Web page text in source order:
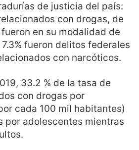
de justicia del país:
con drogas, de
en su modalidad de
fueron delitos federales
con narcóticos.
33.2 % de la tasa de
con drogas por
cada 100 mil habitantes)
por adolescentes mientras